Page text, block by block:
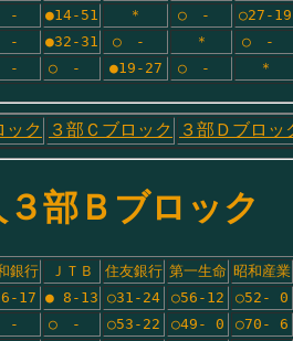
- ●14-51 ＊ ○　-
○27-19
- ●32-31 ○　- ＊
○　-
- ○　- ●19-27 ○　- ＊
ック ３部Ｃブロック ３部Ｄブロッ
部Ｂブロック
銀行 ＪＴＢ 住友銀行 第一生命 昭和産業
17 ● 8-13 ○31-24 ○56-12
○52- 0
- ○　- ○53-22 ○49- 0
○70- 6